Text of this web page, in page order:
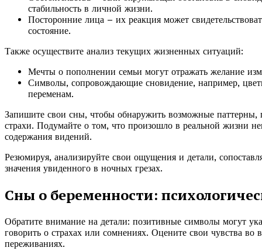
стабильность в личной жизни.
Посторонние лица – их реакция может
состояние.
Также осуществите анализ текущих жизненных ситуаций:
Мечты о пополнении семьи могут отражать желание
Символы, сопровождающие сновидение, например,
переменам.
Запишите свои сны, чтобы обнаружить возможные
страхи. Подумайте о том, что произошло в реальной жизни
содержания видений.
Резюмируя, анализируйте свои ощущения и детали,
значения увиденного в ночных грезах.
Сны о беременности:
Обратите внимание на детали: позитивные символы могут
говорить о страхах или сомнениях. Оцените свои чувства
переживаниях.